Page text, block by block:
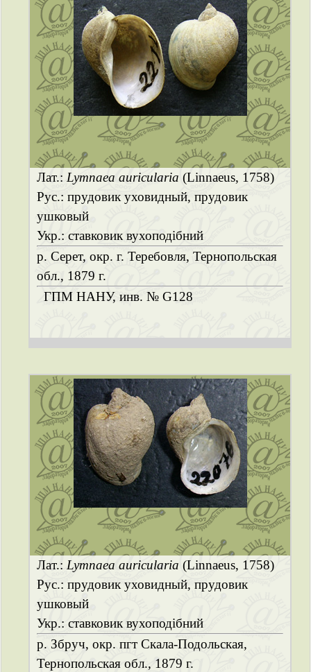
Лат.: Lymnaea auricularia (Linnaeus, 1758)
Рус.: прудовик уховидный, прудовик
ушковый
Укр.: ставковик вухоподібний
р. Серет, окр. г. Теребовля, Тернопольская
обл., 1879 г.
ГПМ НАНУ, инв. № G128
Лат.: Lymnaea auricularia (Linnaeus, 1758)
Рус.: прудовик уховидный, прудовик
ушковый
Укр.: ставковик вухоподібний
р. Збруч, окр. пгт Скала-Подольская,
Тернопольская обл., 1879 г.